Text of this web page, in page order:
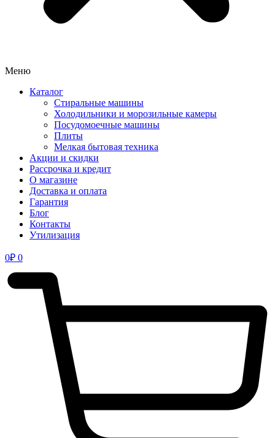
Меню
Каталог
Стиральные машины
Холодильники и морозильные камеры
Посудомоечные машины
Плиты
Мелкая бытовая техника
Акции и скидки
Рассрочка и кредит
О магазине
Доставка и оплата
Гарантия
Блог
Контакты
Утилизация
0₽ 0